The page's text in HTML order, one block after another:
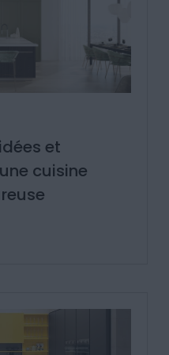
et
cuisine